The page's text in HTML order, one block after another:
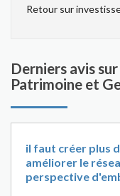
Retour sur
Derniers avis
Patrimoine et
il faut créer plus
améliorer le
perspective